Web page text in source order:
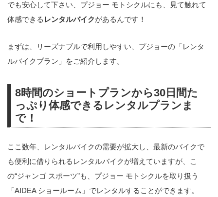
でも安心して下さい、プジョー モトシクルにも、見て触れて
体感できる レンタルバイクがあるんです！
まずは、リーズナブルで利用しやすい、プジョーの「レンタ
ルバイクプラン」をご紹介します。
8時間のショートプランから30日間た
っぷり体感できるレンタルプランま
で！
ここ数年、レンタルバイクの需要が拡大し、最新のバイクで
も便利に借りられるレンタルバイクが増えていますが、こ
の“ジャンゴ スポーツ”も、プジョー モトシクルを取り扱う
「AIDEA ショールーム」でレンタルすることができます。